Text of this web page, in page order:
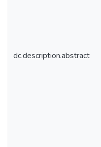
dc.description.abstract